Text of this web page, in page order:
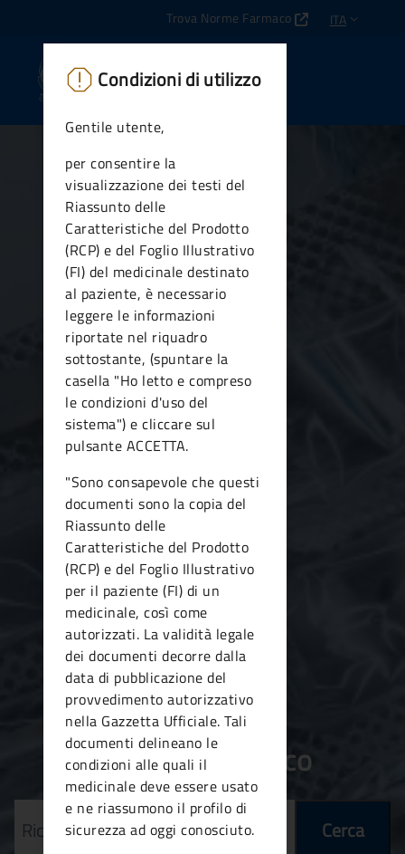
contenuto
principale
footer
Trova Norme Farmaco
SELEZIONE
ITA
AIFA Medicinali
Agenzia Italiana del Farmaco
Cerca un farmaco
Cerca
Condizioni di utilizzo
Gentile utente,
per consentire la
visualizzazione dei testi del
Riassunto delle
Caratteristiche del Prodotto
(RCP) e del Foglio Illustrativo
(FI) del medicinale destinato
al paziente, è necessario
leggere le informazioni
riportate nel riquadro
sottostante, (spuntare la
casella "Ho letto e compreso
le condizioni d'uso del
sistema") e cliccare sul
pulsante ACCETTA.
"Sono consapevole che questi
documenti sono la copia del
Riassunto delle
Caratteristiche del Prodotto
(RCP) e del Foglio Illustrativo
per il paziente (FI) di un
medicinale, così come
autorizzati. La validità legale
dei documenti decorre dalla
data di pubblicazione del
provvedimento autorizzativo
nella Gazzetta Ufficiale. Tali
documenti delineano le
condizioni alle quali il
medicinale deve essere usato
e ne riassumono il profilo di
sicurezza ad oggi conosciuto.